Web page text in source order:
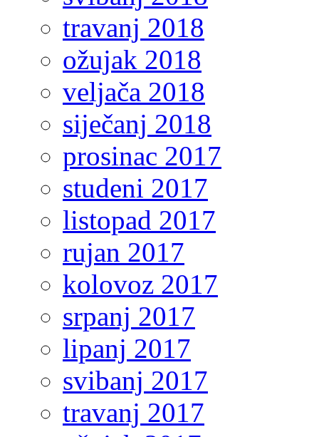
travanj 2018
ožujak 2018
veljača 2018
siječanj 2018
prosinac 2017
studeni 2017
listopad 2017
rujan 2017
kolovoz 2017
srpanj 2017
lipanj 2017
svibanj 2017
travanj 2017